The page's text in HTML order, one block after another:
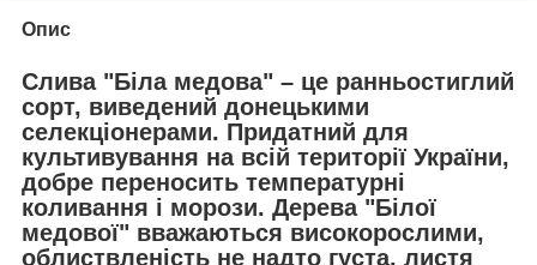
Опис
Слива "Біла медова" – це ранньостиглий
сорт, виведений донецькими
селекціонерами. Придатний для
культивування на всій території України,
добре переносить температурні
коливання і морози. Дерева "Білої
медової" вважаються високорослими,
облиствленість не надто густа, листя